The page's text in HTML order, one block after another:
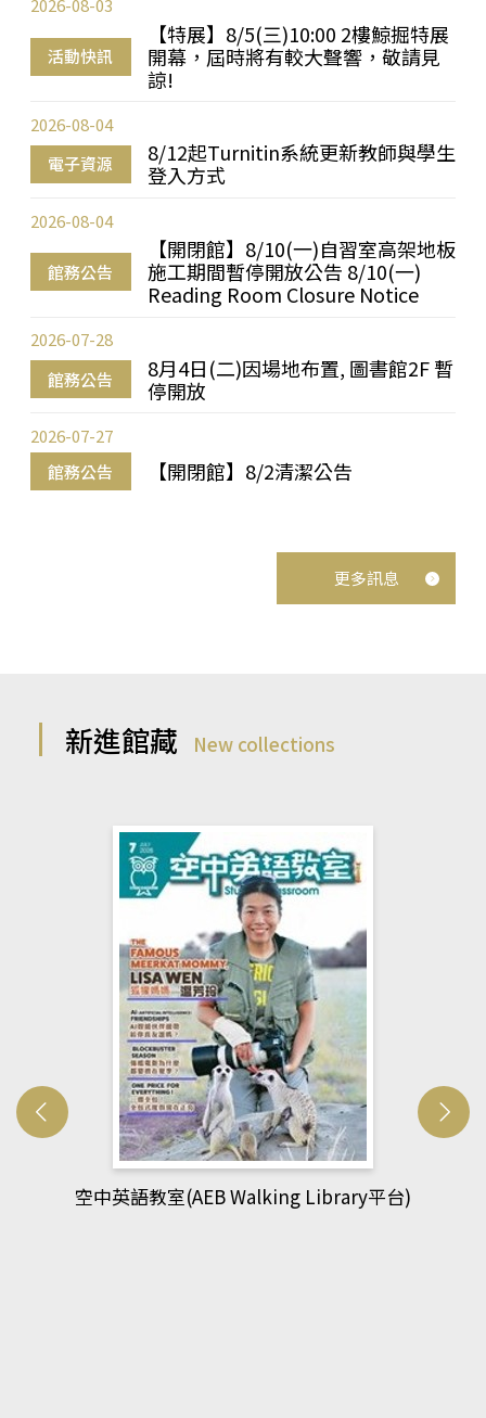
活動快訊
【特展】8/5(三)10:00 2樓鯨掘特展
開幕，屆時將有較大聲響，敬請見
諒!
2026-08-03
電子資源
8/12起Turnitin系統更新教師與學生
登入方式
2026-08-04
館務公告
【開閉館】8/10(一)自習室高架地板
施工期間暫停開放公告 8/10(一)
Reading Room Closure Notice
2026-08-04
館務公告
8月4日(二)因場地布置, 圖書館2F 暫
停開放
2026-07-28
館務公告 【開閉館】8/2清潔公告
2026-07-27
更多訊息
新進館藏 New collections
網管人(kono平台)